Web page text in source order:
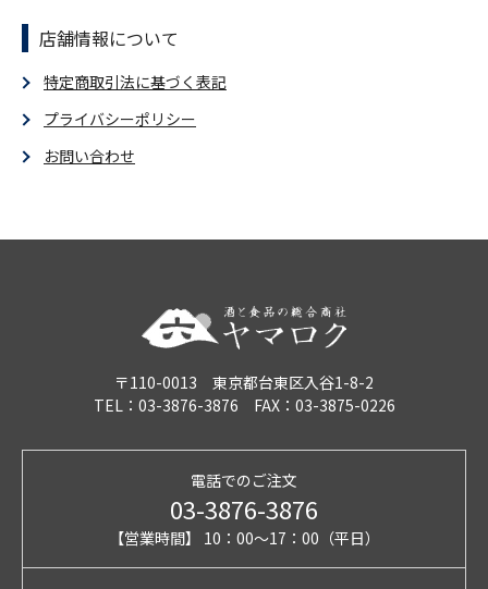
店舗情報について
特定商取引法に基づく表記
プライバシーポリシー
お問い合わせ
〒110-0013 東京都台東区入谷1-8-2
TEL：03-3876-3876 FAX：03-3875-0226
電話でのご注文
03-3876-3876
【営業時間】 10：00～17：00（平日）